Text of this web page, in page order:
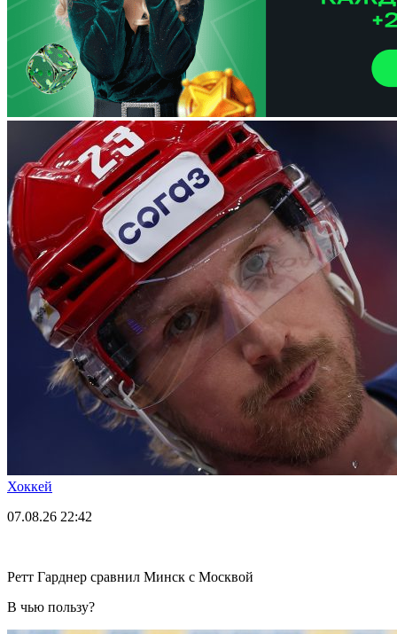
Хоккей
07.08.26 22:42
Ретт Гарднер сравнил Минск с Москвой
В чью пользу?